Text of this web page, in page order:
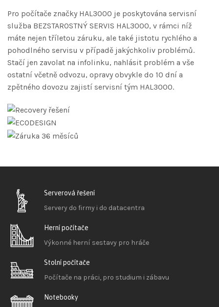
Pro počítače značky HAL3000 je poskytována servisní
služba BEZSTAROSTNÝ SERVIS HAL3000, v rámci níž
máte nejen tříletou záruku, ale také jistotu rychlého a
pohodlného servisu v případě jakýchkoliv problémů.
Stačí jen zavolat na infolinku, nahlásit problém a vše
ostatní včetně odvozu, opravy obvykle do 10 dní a
zpětného dovozu zajistí servisní tým HAL3000.
Serverová řešení
Servery do firmy i do datacentra
Herní počítače
Výkonné herní sestavy pro hráče
Stolní počítače
Počítače na práci, pro studium i zábavu
Notebooky